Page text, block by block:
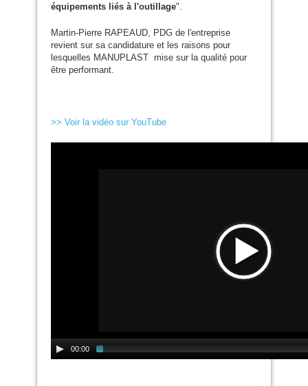
équipements liés à l'outillage".
Martin-Pierre RAPEAUD, PDG de l'entreprise
revient sur sa candidature et les raisons pour
lesquelles MANUPLAST mise sur la qualité pour
être performant.
>> Voir la vidéo sur YouTube
00:00